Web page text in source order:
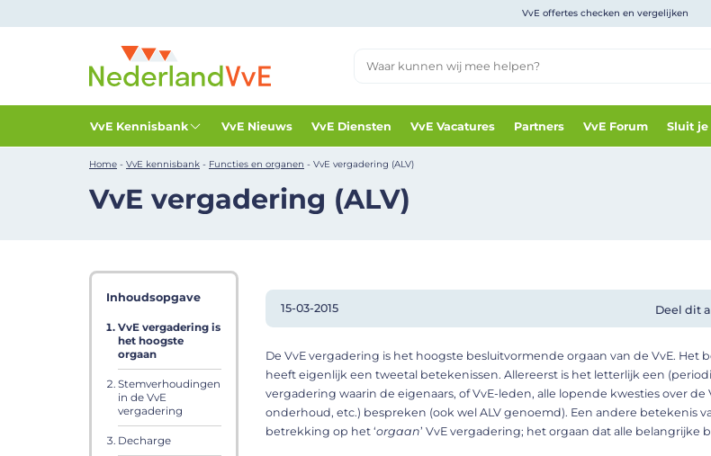
VvE offertes checken en vergelijken
VvE Kennisbank VvE Nieuws VvE Diensten VvE Vacatures Partners VvE Forum Sluit je
Home - VvE kennisbank - Functies en organen - VvE vergadering (ALV)
VvE vergadering (ALV)
Inhoudsopgave
VvE vergadering is
het hoogste
orgaan
Stemverhoudingen
in de VvE
vergadering
Decharge
15-03-2015 Deel dit
De VvE vergadering is het hoogste besluitvormende orgaan van de VvE. Het
heeft eigenlijk een tweetal betekenissen. Allereerst is het letterlijk een
vergadering waarin de eigenaars, of VvE-leden, alle lopende kwesties over de
onderhoud, etc.) bespreken (ook wel ALV genoemd). Een andere betekenis
betrekking op het ‘orgaan’ VvE vergadering; het orgaan dat alle belangrijke